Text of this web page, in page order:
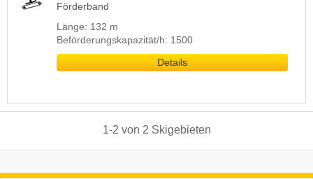
Förderband
Länge: 132 m
Beförderungskapazität/h: 1500
Details
1-2 von 2 Skigebieten